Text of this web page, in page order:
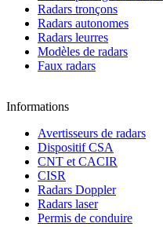
Radars tronçons
Radars autonomes
Radars leurres
Modèles de radars
Faux radars
Informations
Avertisseurs de radars
Dispositif CSA
CNT et CACIR
CISR
Radars Doppler
Radars laser
Permis de conduire